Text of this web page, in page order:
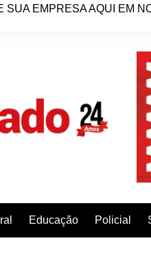
SUA EMPRESA AQUI EM
Educação Policial